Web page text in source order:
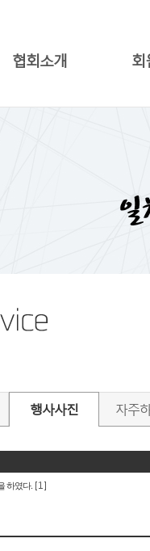
협회소개 회
행사사진 자주
하였다. [1]